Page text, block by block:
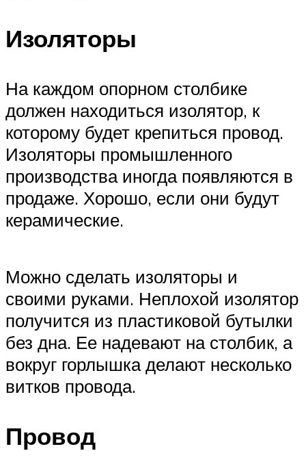
Изоляторы
На каждом опорном столбике
должен находиться изолятор, к
которому будет крепиться провод.
Изоляторы промышленного
производства иногда появляются в
продаже. Хорошо, если они будут
керамические.
Можно сделать изоляторы и
своими руками. Неплохой изолятор
получится из пластиковой бутылки
без дна. Ее надевают на столбик, а
вокруг горлышка делают несколько
витков провода.
Провод